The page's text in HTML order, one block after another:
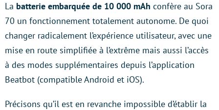
La batterie embarquée de 10 000 mAh confère au Sora
70 un fonctionnement totalement autonome. De quoi
changer radicalement l’expérience utilisateur, avec une
mise en route simplifiée à l’extrême mais aussi l’accès
à des modes supplémentaires depuis l’application
Beatbot (compatible Android et iOS).
Précisons qu’il est en revanche impossible d’établir la